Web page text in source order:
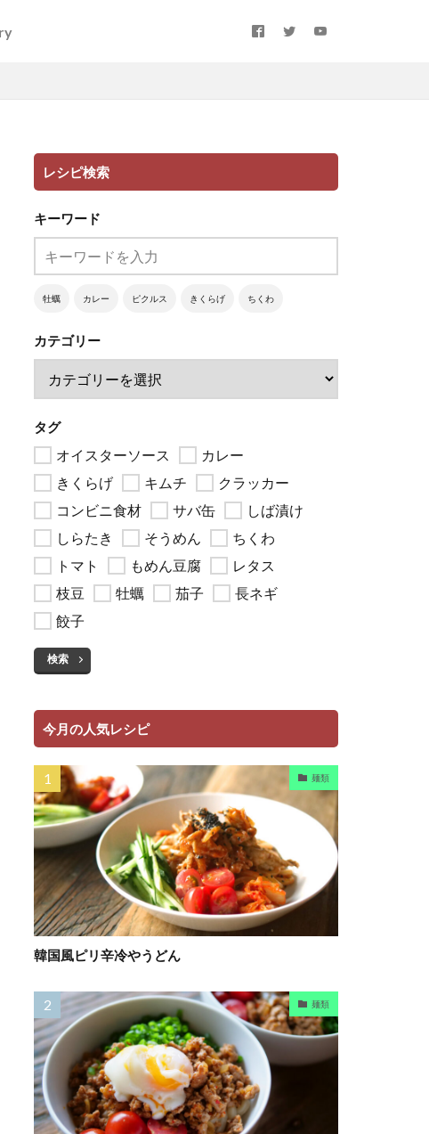
レシピ検索
キーワード
牡蠣 カレー ピクルス きくらげ ちくわ
カテゴリー
タグ
オイスターソース
カレー
きくらげ
キムチ
クラッカー
コンビニ食材
サバ缶
しば漬け
しらたき
そうめん
ちくわ
トマト
もめん豆腐
レタス
枝豆
牡蠣 茄子
長ネギ
餃子
検索
今月の人気レシピ
麺類
韓国風ピリ辛冷やうどん
麺類